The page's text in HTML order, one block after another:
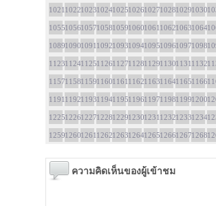
1021102210231024102510261027102810291030
1055105610571058105910601061106210631064
1089109010911092109310941095109610971098
1123112411251126112711281129113011311132
1157115811591160116111621163116411651166
1191119211931194119511961197119811991200
1225122612271228122912301231123212331234
1259126012611262126312641265126612671268
ความคิดเห็นของผู้เข้าชม